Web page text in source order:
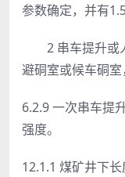
参数确定，并有
2 串车提升或
避硐室或候车硐室
6.2.9 一次串车提
强度。
12.1.1 煤矿井下